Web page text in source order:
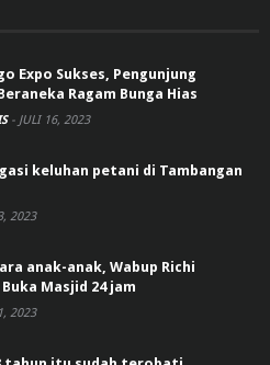
Expo Sukses, Pengunjung
Ragam Bunga Hias
- JULI 16, 2023
keluhan petani di Tambangan
2023
anak-anak, Wabup Richi
Masjid 24 jam
2023